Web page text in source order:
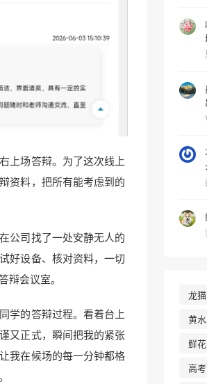
上场答辩。为了这次线上
资料，把所有能考虑到的
公司找了一处安静无人的
好设备、核对资料，一切
会议室。
学的答辩过程。看着台上
又正式，瞬间把我的紧张
我在候场的每一分钟都格
龙猫
黄水
鲜花
高